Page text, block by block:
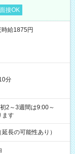
接OK
給1875円
分
2～3週間は9:00～
ます
長の可能性あり）